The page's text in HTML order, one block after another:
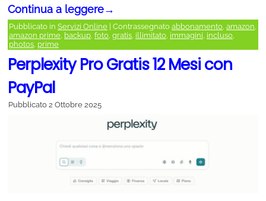
Continua a leggere→
Pubblicato in Servizi Online Contrassegnato abbonamento, amazon,
amazon prime, backup, foto, gratis, illimitato, immagini, incluso,
photos, prime
Perplexity Pro Gratis 12 Mesi con
PayPal
Pubblicato 2 Ottobre 2025